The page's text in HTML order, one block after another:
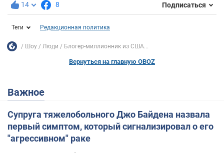
14 8 Подписаться
Теги Редакционная политика
Шоу Люди Блогер-миллионник из США...
Вернуться на главную OBOZ
Важное
Супруга тяжелобольного Джо Байдена назвала
первый симптом, который сигнализировал о его
"агрессивном" раке